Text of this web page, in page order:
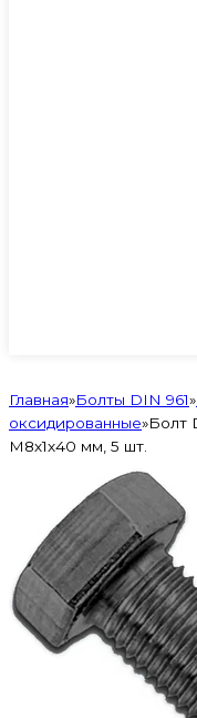
Главная»Болты DIN 961»
оксидированные»Болт
М8х1х40 мм, 5 шт.